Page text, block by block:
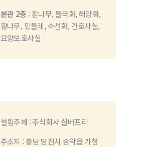
본관 2층 : 참나무, 들국화, 해당화,
향나무, 민들레, 수선화, 간호사실,
요양보호사실
설립주체 : 주식회사 실버프리
주소지 : 충남 당진시 송악읍 가청